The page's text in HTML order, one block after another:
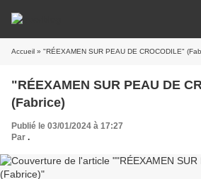
Accueil » "RÉEXAMEN SUR PEAU DE CROCODILE"
"RÉEXAMEN SUR PEAU DE
(Fabrice)
Publié le 03/01/2024 à 17:27
Par .